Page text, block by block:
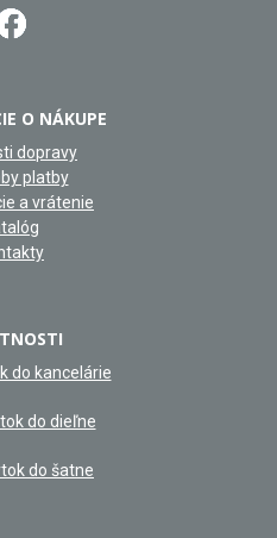
O NÁKUPE
dopravy
platby
a vrátenie
do kancelárie
do dieľne
do šatne